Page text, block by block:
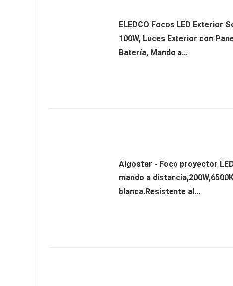
ELEDCO Focos LED Exterior
100W, Luces Exterior con
Batería, Mando a...
Aigostar - Foco proyector
mando a
blanca.Resistente al...